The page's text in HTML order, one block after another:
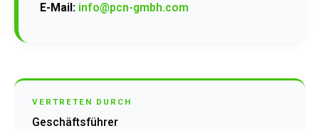
E-Mail: info@pcn-gmbh.com
VERTRETEN DURCH
Geschäftsführer